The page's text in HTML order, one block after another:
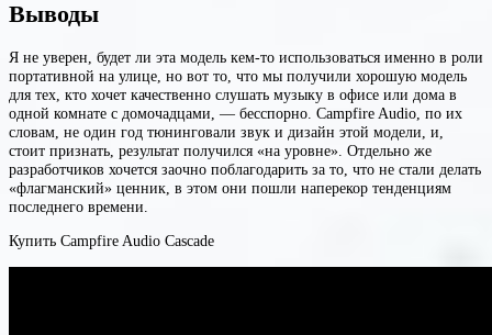
Выводы
Я не уверен, будет ли эта модель кем-то использоваться именно в роли
портативной на улице, но вот то, что мы получили хорошую модель
для тех, кто хочет качественно слушать музыку в офисе или дома в
одной комнате с домочадцами, — бесспорно. Campfire Audio, по их
словам, не один год тюнинговали звук и дизайн этой модели, и,
стоит признать, результат получился «на уровне». Отдельно же
разработчиков хочется заочно поблагодарить за то, что не стали делать
«флагманский» ценник, в этом они пошли наперекор тенденциям
последнего времени.
Купить Campfire Audio Cascade